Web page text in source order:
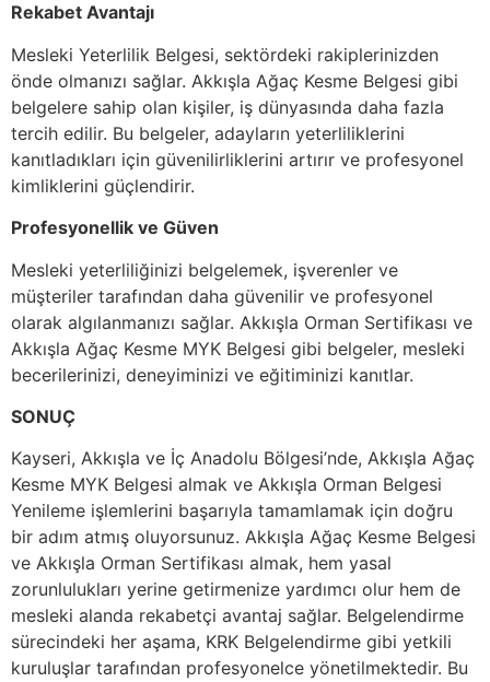
Rekabet Avantajı
Mesleki Yeterlilik Belgesi, sektördeki rakiplerinizden
önde olmanızı sağlar. Akkışla Ağaç Kesme Belgesi gibi
belgelere sahip olan kişiler, iş dünyasında daha fazla
tercih edilir. Bu belgeler, adayların yeterliliklerini
kanıtladıkları için güvenilirliklerini artırır ve profesyonel
kimliklerini güçlendirir.
Profesyonellik ve Güven
Mesleki yeterliliğinizi belgelemek, işverenler ve
müşteriler tarafından daha güvenilir ve profesyonel
olarak algılanmanızı sağlar. Akkışla Orman Sertifikası ve
Akkışla Ağaç Kesme MYK Belgesi gibi belgeler, mesleki
becerilerinizi, deneyiminizi ve eğitiminizi kanıtlar.
SONUÇ
Kayseri, Akkışla ve İç Anadolu Bölgesi’nde, Akkışla Ağaç
Kesme MYK Belgesi almak ve Akkışla Orman Belgesi
Yenileme işlemlerini başarıyla tamamlamak için doğru
bir adım atmış oluyorsunuz. Akkışla Ağaç Kesme Belgesi
ve Akkışla Orman Sertifikası almak, hem yasal
zorunlulukları yerine getirmenize yardımcı olur hem de
mesleki alanda rekabetçi avantaj sağlar. Belgelendirme
sürecindeki her aşama, KRK Belgelendirme gibi yetkili
kuruluşlar tarafından profesyonelce yönetilmektedir. Bu